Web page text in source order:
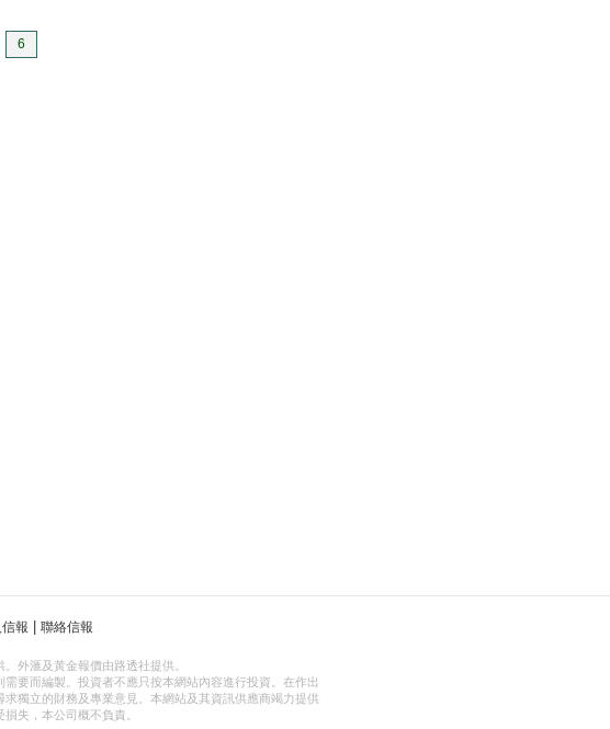
6
報 聯絡信報
外滙及黃金報價由路透社提供。
要而編製。投資者不應只按本網站內容進行投資。在作出
獨立的財務及專業意見。本網站及其資訊供應商竭力提供
失，本公司概不負責。